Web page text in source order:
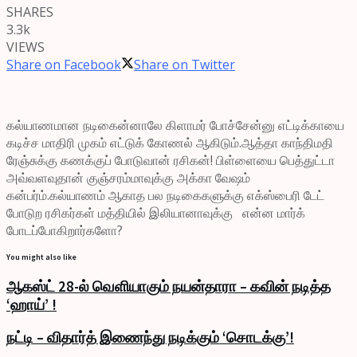
SHARES
3.3k
VIEWS
Share on Facebook
Share on Twitter
கல்யாணமான நடிகைன்னாலே கிளாமர் போச்சேன்னு எட்டிக்காயை
கடிச்ச மாதிரி முகம் எட்டுக் கோணல் ஆகிடும்.ஆத்தா காந்திமதி
ரேஞ்சுக்கு கணக்குப் போடுவான் ரசிகன்! பிள்ளையை பெத்துட்டா
அவ்வளவுதான் குஞ்சரம்மாவுக்கு அக்கா வேஷம்
கன்பர்ம்.கல்யாணம் ஆகாத பல நடிகைகளுக்கு எக்ஸ்பைரி டேட்
போடுற ரசிகர்கள் மத்தியில் இலியானாவுக்கு என்ன மார்க்
போடப்போகிறார்களோ?
You might also like
ஆகஸ்ட் 28-ல் வெளியாகும் நயன்தாரா – கவின் நடித்த
‘ஹாய்’ !
நட்டி – விதார்த் இணைந்து நடிக்கும் ‘சொடக்கு’!